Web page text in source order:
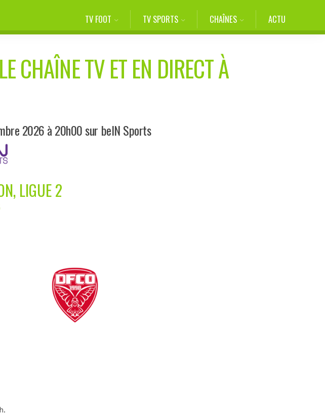
TV FOOT TV SPORTS CHAÎNES ACTU
CHAÎNE TV ET EN DIRECT À
2026 à 20h00 sur beIN Sports
LIGUE 2